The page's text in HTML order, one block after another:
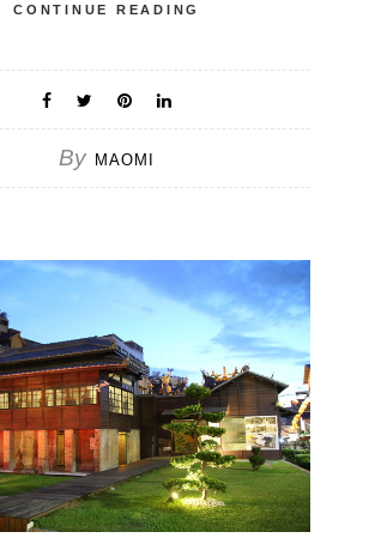
CONTINUE READING
By MAOMI